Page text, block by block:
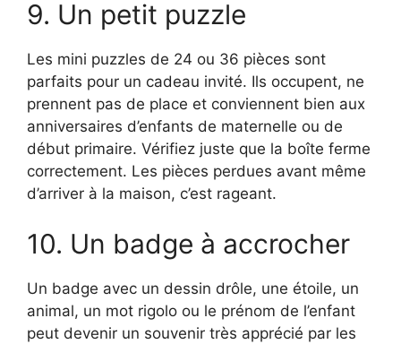
9. Un petit puzzle
Les mini puzzles de 24 ou 36 pièces sont
parfaits pour un cadeau invité. Ils occupent, ne
prennent pas de place et conviennent bien aux
anniversaires d’enfants de maternelle ou de
début primaire. Vérifiez juste que la boîte ferme
correctement. Les pièces perdues avant même
d’arriver à la maison, c’est rageant.
10. Un badge à accrocher
Un badge avec un dessin drôle, une étoile, un
animal, un mot rigolo ou le prénom de l’enfant
peut devenir un souvenir très apprécié par les